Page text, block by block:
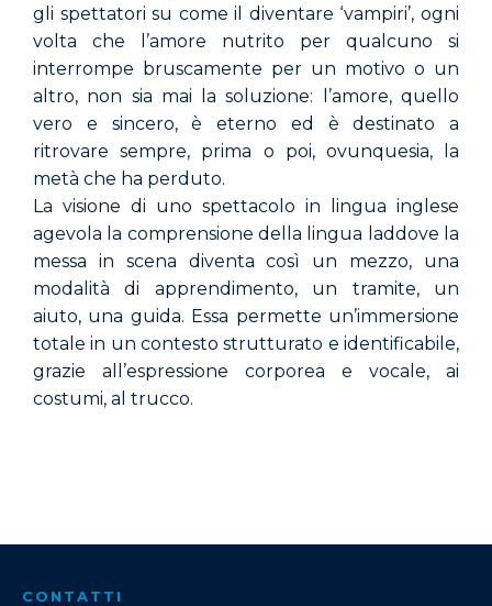
gli spettatori su come il diventare ‘vampiri’, ogni
volta che l’amore nutrito per qualcuno si
interrompe bruscamente per un motivo o un
altro, non sia mai la soluzione: l’amore, quello
vero e sincero, è eterno ed è destinato a
ritrovare sempre, prima o poi, ovunquesia, la
metà che ha perduto.
La visione di uno spettacolo in lingua inglese
agevola la comprensione della lingua laddove la
messa in scena diventa così un mezzo, una
modalità di apprendimento, un tramite, un
aiuto, una guida. Essa permette un’immersione
totale in un contesto strutturato e identificabile,
grazie all’espressione corporea e vocale, ai
costumi, al trucco.
CONTATTI